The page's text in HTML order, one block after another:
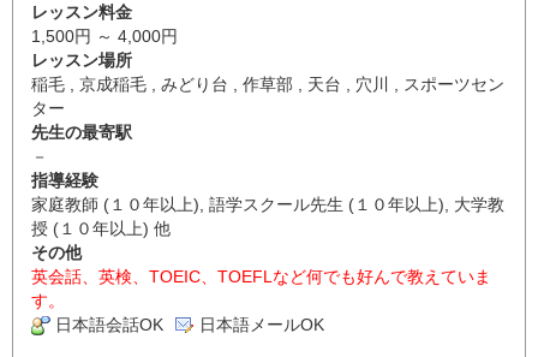
レッスン料金
1,500円 ～ 4,000円
レッスン場所
稲毛 , 京成稲毛 , みどり台 , 作草部 , 天台 , 穴川 , スポーツセン
ター
先生の最寄駅
－
指導経験
家庭教師 (１０年以上), 語学スクール先生 (１０年以上), 大学教
授 (１０年以上) 他
その他
英会話、英検、TOEIC、TOEFLなど何でも好んで教えていま
す。
日本語会話OK
日本語メールOK